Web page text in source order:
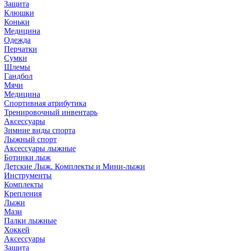
Защита
Клюшки
Коньки
Медицина
Одежда
Перчатки
Сумки
Шлемы
Гандбол
Мячи
Медицина
Спортивная атрибутика
Тренировочный инвентарь
Аксессуары
Зимние виды спорта
Лыжный спорт
Аксессуары лыжные
Ботинки лыж
Детские Лыж. Комплекты и Мини-лыжи
Инструменты
Комплекты
Крепления
Лыжи
Мази
Палки лыжные
Хоккей
Аксессуары
Защита